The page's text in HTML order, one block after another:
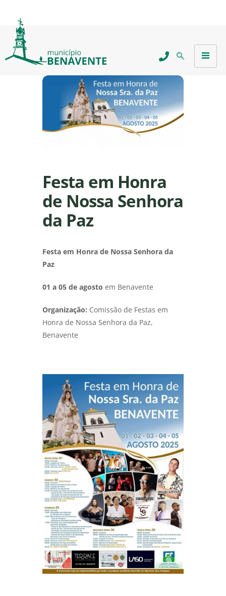
Festa em Honra
de Nossa Senhora
da Paz
Festa em Honra de Nossa Senhora da
Paz
01 a 05 de agosto em Benavente
Organização: Comissão de Festas em
Honra de Nossa Senhora da Paz,
Benavente